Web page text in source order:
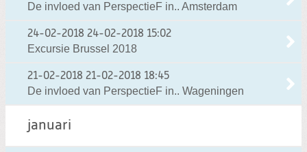
De invloed van PerspectieF in.. Amsterdam
24-02-2018 24-02-2018 15:02
Excursie Brussel 2018
21-02-2018 21-02-2018 18:45
De invloed van PerspectieF in.. Wageningen
januari